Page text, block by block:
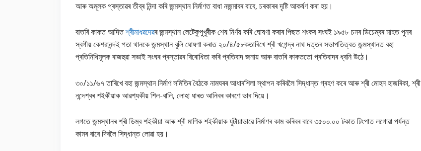
আৰু অমূলক প্ৰস্তাৱৰ তীব্ৰ নিন্দা কৰি জন্মস্থান নিৰ্মাণত বাধা নজন্মাবৰ বাবে, চৰকাৰৰ দৃষ্টি আকৰ্ষণ কৰা হয়।
বাতৰি কাকত আদিতশ্ৰীমাধৱদেৱৰ জন্মস্থান লেটেকুপুখুৰীক শেষ নিৰ্ণয় কৰি ঘোষণা কৰাৰ পিছত শংকৰ সংঘই ১৯৫৮ চনৰ ডিচেম্বৰ মাহত পুনৰ
স্বগীয় কেশৱানন্দই পতা থানকে জন্মস্থান বুলি ঘোষণা কৰাত ২০/৪/৫৮কতাৰিখে শ্ৰী খগেন্দ্ৰ নাথ দত্তৰ সভাপতিত্বত জন্মস্থানত বহা
প্ৰতিনিধিমূলক ৰাজহুৱা সভাই সংঘৰ প্ৰস্তাৱৰ বিৰোধিতা কৰি প্ৰতিবাদ জনায় আৰু বাতৰি কাকততো প্ৰতিবাদৰ ধ্বনি উঠে।
৩০/১১/৬৭ তাৰিখে বহা জন্মস্থান নিৰ্মাণ সমিতিৰ বৈঠকে নামঘৰৰ আধাৰশিলা স্থাপন কৰিবলৈ সিদ্ধান্ত গ্ৰহণ কৰে আৰু শ্ৰী মোহন হাজৰিকা, শ্ৰী
নন্দেশ্বৰ শইকীয়াক আৱশ্যকীয় শিল-বালি, লোহা ধাৰত আনিবৰ কাৰণে ভাৰ দিয়ে।
লগতে জন্মস্থানৰ শ্ৰী ডিম্ব শইকীয়া আৰু শ্ৰী মাণিক শইকীয়াক যুটীয়াভাৱে নিৰ্মাণৰ কাম কৰিবৰ বাবে ৩৫০০.০০ টকাত টিংপাত লগোৱা পৰ্যন্ত
কামৰ বাবে দিবলৈ সিদ্ধান্ত লোৱা হয়।